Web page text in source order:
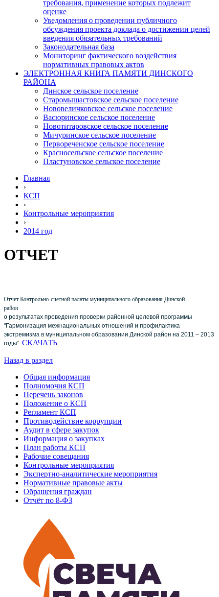
требования, применение которых подлежит
оценке
Уведомления о проведении публичного
обсуждения проекта доклада о достижении целей
введения обязательных требований
Законодательная база
Мониторинг фактического воздействия
нормативных правовых актов
ЭЛЕКТРОННАЯ КНИГА ПАМЯТИ ДИНСКОГО
РАЙОНА
Динское сельское поселение
Старомышастовское сельское поселение
Нововеличковское сельское поселение
Васюринское сельское поселение
Новотитаровское сельское поселение
Мичуринское сельское поселение
Первореченское сельское поселение
Красносельское сельское поселение
Пластуновское сельское поселение
Главная
›
КСП
›
Контрольные мероприятия
›
2014 год
ОТЧЕТ
Отчет Контрольно-счетной палаты муниципального образования Динской
район
о результатах проведения проверки районной целевой программы
"Гармонизация межнациональных отношений и профилактика
экстремизма в муниципальном образовании Динской район на 2011 – 2013
годы" СКАЧАТЬ
Назад в раздел
Общая информация
Полномочия КСП
Перечень законов
Положение о КСП
Регламент КСП
Противодействие коррупции
Аудит в сфере закупок
Информация о закупках
План работы КСП
Рабочие совещания
Контрольные мероприятия
Экспертно-аналитические мероприятия
Нормативные правовые акты
Обращения граждан
Отчёт по 8-ФЗ